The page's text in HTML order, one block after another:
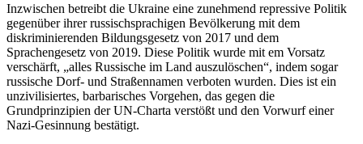
Inzwischen betreibt die Ukraine eine zunehmend repressive Politik
gegenüber ihrer russischsprachigen Bevölkerung mit dem
diskriminierenden Bildungsgesetz von 2017 und dem
Sprachengesetz von 2019. Diese Politik wurde mit em Vorsatz
verschärft, „alles Russische im Land auszulöschen“, indem sogar
russische Dorf- und Straßennamen verboten wurden. Dies ist ein
unzivilisiertes, barbarisches Vorgehen, das gegen die
Grundprinzipien der UN-Charta verstößt und den Vorwurf einer
Nazi-Gesinnung bestätigt.